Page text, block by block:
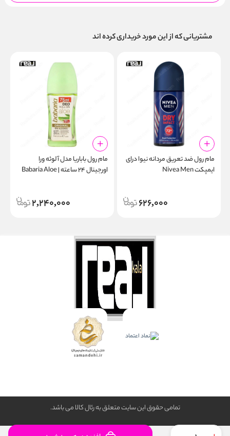
مشتریانی که از این مورد خریداری کرده اند
مام رول ضد تعریق مردانه نیوا درای
ایمپکت Nivea Men
626,000
مام رول باباریا مدل آلوئه‌ ورا
اورجینال ۲۴ ساعته | Babaria Aloe
2,240,000
تمامی حقوق این سایت متعلق به رئال كالا می باشد.